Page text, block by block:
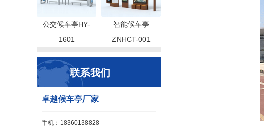
公交候车亭HY-
1601
智能候车亭
ZNHCT-001
联系我们
卓越候车亭厂家
手机：18360138828